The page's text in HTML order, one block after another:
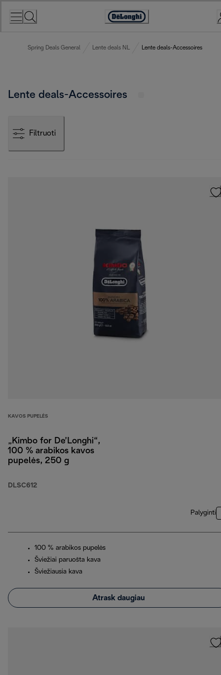
Accessibility
Spring Deals General Lente deals NL Lente deals-Accessoires
Lente deals-Accessoires
Filtruoti
KAVOS PUPELĖS
„Kimbo for De’Longhi“,
100 % arabikos kavos
pupelės, 250 g
DLSC612
Palyginti
100 % arabikos pupelės
Šviežiai paruošta kava
Šviežiausia kava
Atrask daugiau